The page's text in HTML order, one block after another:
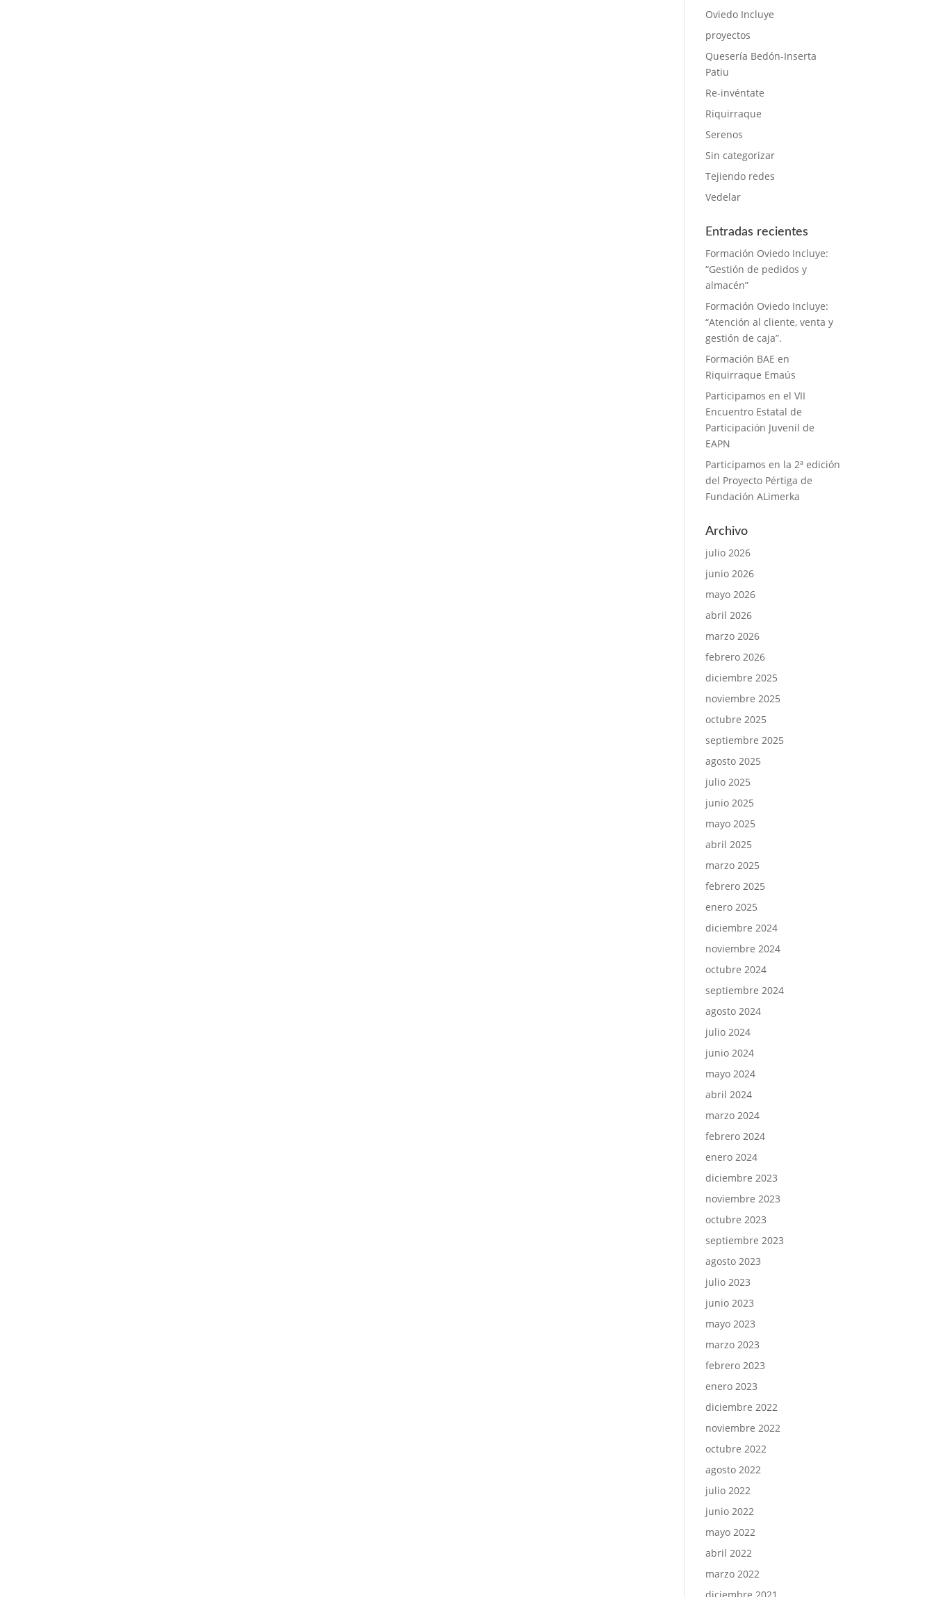
Oviedo Incluye
proyectos
Quesería Bedón-Inserta
Patiu
Re-invéntate
Riquirraque
Serenos
Sin categorizar
Tejiendo redes
Vedelar
Entradas recientes
Formación Oviedo Incluye:
“Gestión de pedidos y
almacén”
Formación Oviedo Incluye:
“Atención al cliente, venta y
gestión de caja”.
Formación BAE en
Riquirraque Emaús
Participamos en el VII
Encuentro Estatal de
Participación Juvenil de
EAPN
Participamos en la 2ª edición
del Proyecto Pértiga de
Fundación ALimerka
Archivo
julio 2026
junio 2026
mayo 2026
abril 2026
marzo 2026
febrero 2026
diciembre 2025
noviembre 2025
octubre 2025
septiembre 2025
agosto 2025
julio 2025
junio 2025
mayo 2025
abril 2025
marzo 2025
febrero 2025
enero 2025
diciembre 2024
noviembre 2024
octubre 2024
septiembre 2024
agosto 2024
julio 2024
junio 2024
mayo 2024
abril 2024
marzo 2024
febrero 2024
enero 2024
diciembre 2023
noviembre 2023
octubre 2023
septiembre 2023
agosto 2023
julio 2023
junio 2023
mayo 2023
marzo 2023
febrero 2023
enero 2023
diciembre 2022
noviembre 2022
octubre 2022
agosto 2022
julio 2022
junio 2022
mayo 2022
abril 2022
marzo 2022